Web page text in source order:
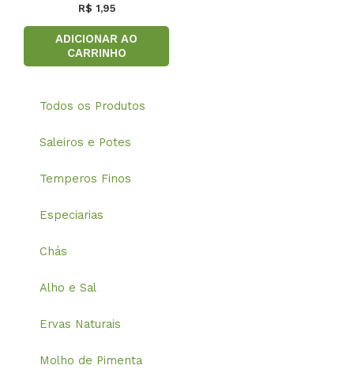
Avaliação
5.00
de 5
R$ 1,95
ADICIONAR AO
CARRINHO
Todos os Produtos
Saleiros e Potes
Temperos Finos
Especiarias
Chás
Alho e Sal
Ervas Naturais
Molho de Pimenta